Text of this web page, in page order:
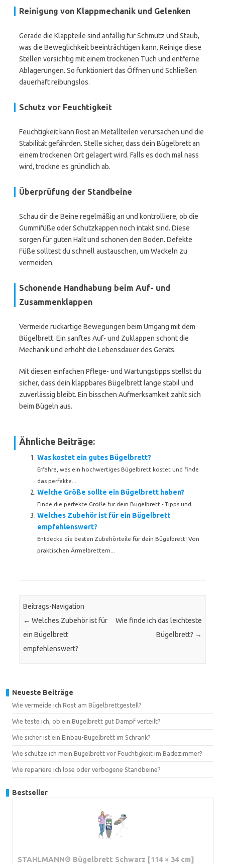
Reinigung von Klappmechanik und Gelenken
Gerade die Klappteile sind anfällig für Schmutz und Staub,
was die Beweglichkeit beeinträchtigen kann. Reinige diese
Stellen vorsichtig mit einem trockenen Tuch und entferne
Ablagerungen. So funktioniert das Öffnen und Schließen
dauerhaft reibungslos.
Schutz vor Feuchtigkeit
Feuchtigkeit kann Rost an Metallteilen verursachen und die
Stabilität gefährden. Stelle sicher, dass dein Bügelbrett an
einem trockenen Ort gelagert wird. Falls es doch mal nass
wird, trockne es gründlich ab.
Überprüfung der Standbeine
Schau dir die Beine regelmäßig an und kontrolliere, ob die
Gummifüße oder Schutzkappen noch intakt sind. Diese
sorgen für guten Halt und schonen den Boden. Defekte
Füße solltest du schnell austauschen, um Wackeln zu
vermeiden.
Schonende Handhabung beim Auf- und
Zusammenklappen
Vermeide ruckartige Bewegungen beim Umgang mit dem
Bügelbrett. Ein sanftes Auf- und Zuklappen schont die
Mechanik und erhöht die Lebensdauer des Geräts.
Mit diesen einfachen Pflege- und Wartungstipps stellst du
sicher, dass dein klappbares Bügelbrett lange stabil und
zuverlässig bleibt. Ein bisschen Aufmerksamkeit zahlt sich
beim Bügeln aus.
Ähnliche Beiträge:
Was kostet ein gutes Bügelbrett?
Erfahre, was ein hochwertiges Bügelbrett kostet und finde
das perfekte...
Welche Größe sollte ein Bügelbrett haben?
Finde die perfekte Größe für dein Bügelbrett - Tipps und...
Welches Zubehör ist für ein Bügelbrett
empfehlenswert?
Entdecke die besten Zubehörteile für dein Bügelbrett! Von
praktischen Ärmelbrettern...
Beitrags-Navigation
← Welches Zubehör ist für
ein Bügelbrett
empfehlenswert?
Wie finde ich das leichteste
Bügelbrett? →
Neueste Beiträge
Wie vermeide ich Rost am Bügelbrettgestell?
Wie teste ich, ob ein Bügelbrett gut Dampf verteilt?
Wie sicher ist ein Einbau-Bügelbrett im Schrank?
Wie schütze ich mein Bügelbrett vor Feuchtigkeit im Badezimmer?
Wie repariere ich lose oder verbogene Standbeine?
Bestseller
STAHLMANN® Bügelbrett Schwarz [114 × 34 cm]